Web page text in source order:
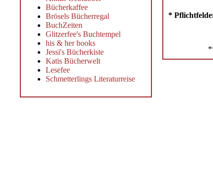
Bücherkaffee
Brösels Bücherregal
BuchZeiten
Glitzerfee's Buchtempel
his & her books
Jessi's Bücherkiste
Katis Bücherwelt
Lesefee
Schmetterlings Literaturreise
*